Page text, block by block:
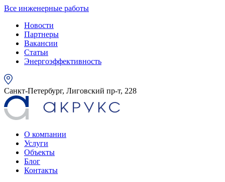
Все инженерные работы
Новости
Партнеры
Вакансии
Статьи
Энергоэффективность
Санкт-Петербург, Лиговский пр-т, 228
О компании
Услуги
Объекты
Блог
Контакты